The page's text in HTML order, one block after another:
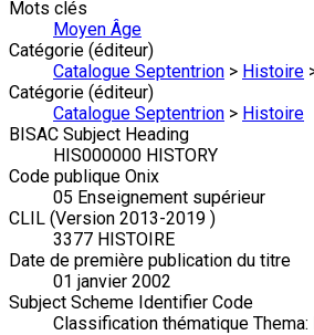
Mots clés
Moyen Âge
Catégorie (éditeur)
Catalogue Septentrion > Histoire
Catégorie (éditeur)
Catalogue Septentrion > Histoire
BISAC Subject Heading
HIS000000 HISTORY
Code publique Onix
05 Enseignement supérieur
CLIL (Version 2013-2019 )
3377 HISTOIRE
Date de première publication du titre
01 janvier 2002
Subject Scheme Identifier Code
Classification thématique